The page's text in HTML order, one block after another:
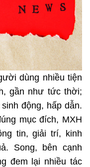
English
dùng nhiều tiện
gần như tức thời;
động, hấp dẫn.
mục đích, MXH
tin, giải trí, kinh
Song, bên cạnh
đem lại nhiều tác